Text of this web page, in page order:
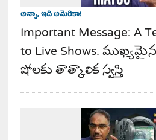
అన్నా, ఇది అమెరికా!
Important Message: A
to Live Shows.
షోలకు తాత్కాలిక స్వస్తి